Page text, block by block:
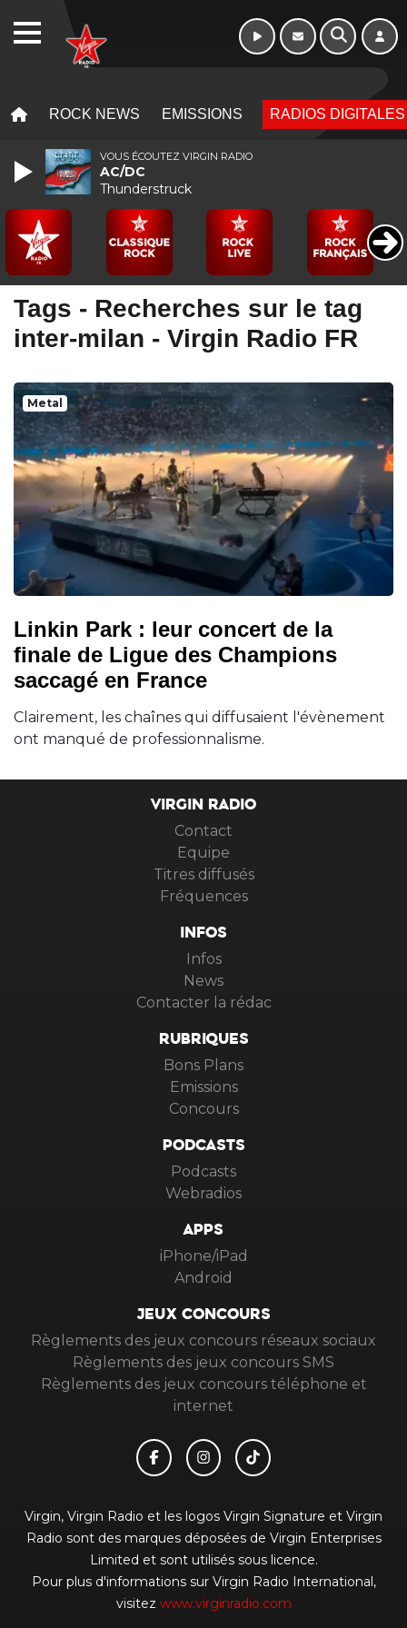
ROCK NEWS EMISSIONS RADIOS DIGITALES
Tags - Recherches sur le tag
inter-milan - Virgin Radio FR
Metal
Linkin Park : leur concert de la
finale de Ligue des Champions
saccagé en France
Clairement, les chaînes qui diffusaient l'évènement
ont manqué de professionnalisme.
VIRGIN RADIO
Contact
Equipe
Titres diffusés
Fréquences
INFOS
Infos
News
Contacter la rédac
RUBRIQUES
Bons Plans
Emissions
Concours
PODCASTS
Podcasts
Webradios
APPS
iPhone/iPad
Android
JEUX CONCOURS
Règlements des jeux concours réseaux sociaux
Règlements des jeux concours SMS
Règlements des jeux concours téléphone et
internet
Virgin, Virgin Radio et les logos Virgin Signature et Virgin
Radio sont des marques déposées de Virgin Enterprises
Limited et sont utilisés sous licence.
Pour plus d'informations sur Virgin Radio International,
visitez www.virginradio.com
VOUS ÉCOUTEZ VIRGIN RADIO
AC/DC
Thunderstruck
WEBRADIO 10h - 13h